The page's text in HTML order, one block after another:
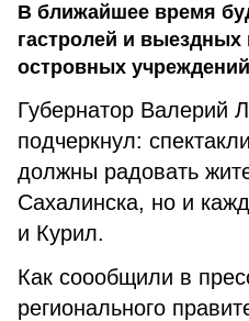
В ближайшее время
гастролей и
островных
Губернатор Валерий
подчеркнул:
должны радовать
Сахалинска, но и
и Курил.
Как соообщили в
регионального